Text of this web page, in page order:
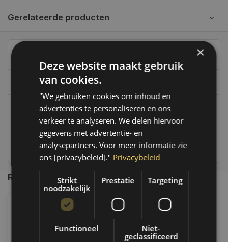
Gerelateerde producten
06-39119169
info@autoklusser.nl
customers give us a 9,4 at
Recent bekeken
×
Deze website maakt gebruik
van cookies.
"We gebruiken cookies om inhoud en
advertenties te personaliseren en ons
verkeer te analyseren. We delen hiervoor
gegevens met advertentie- en
analysepartners. Voor meer informatie zie
ons [privacybeleid]." Privacybeleid
Strikt
noodzakelijk
Prestatie Targeting
Functioneel
Niet-
geclassificeerd